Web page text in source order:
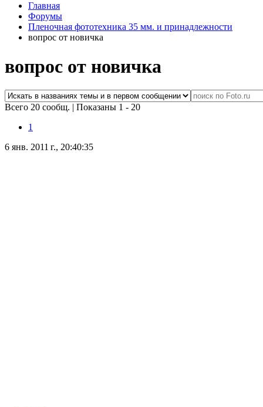
Главная
Форумы
Пленочная фототехника 35 мм. и принадлежности
вопрос от новичка
вопрос от новичка
Всего 20 сообщ. | Показаны 1 - 20
1
6 янв. 2011 г., 20:40:35